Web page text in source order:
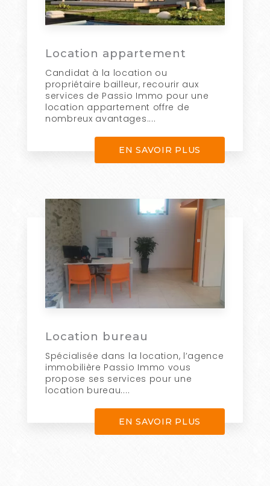
Location appartement
Candidat à la location ou
propriétaire bailleur, recourir aux
services de Passio Immo pour une
location appartement offre de
nombreux avantages....
EN SAVOIR PLUS
Location bureau
Spécialisée dans la location, l’agence
immobilière Passio Immo vous
propose ses services pour une
location bureau....
EN SAVOIR PLUS